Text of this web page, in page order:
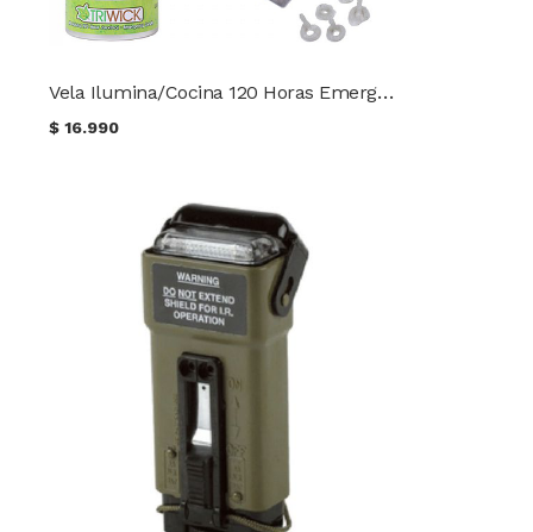
Vela Ilumina/Cocina 120 Horas Emergencia
$16.990